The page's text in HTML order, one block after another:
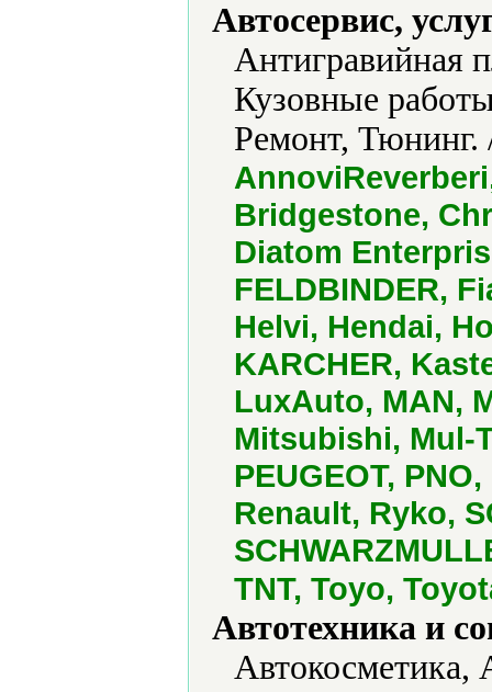
Автосервис,
Антигравийная
Кузовные
Ремонт,
Bridgestone,
Diatom
FELDBINDER,
Helvi, Hendai,
KARCHER,
LuxAuto, MAN,
Mitsubishi, Mul-
PEUGEOT,
Renault, Ryko,
TNT, Toyo,
Автотехника и
Автокосметика,